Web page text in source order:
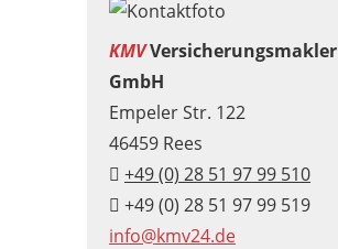
KMVVersicherungsmakler
GmbH
Empeler Str. 122
46459 Rees
+49 (0) 28 51 97 99 510
+49 (0) 28 51 97 99 519
info@kmv24.de